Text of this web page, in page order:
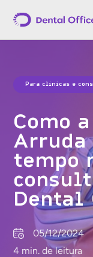
Para clínicas e
Como
Arruda
tempo
Dental
05/12/2024
4 min. de leitura